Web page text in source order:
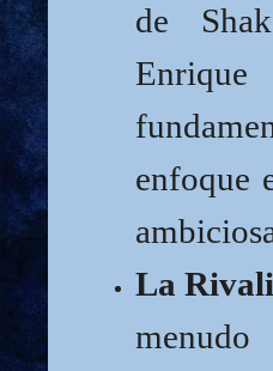
de
enfoque
La